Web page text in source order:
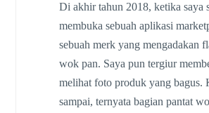
Di akhir tahun 2018, ketika saya
membuka sebuah aplikasi
sebuah merk yang mengadakan
wok pan. Saya pun tergiur
melihat foto produk yang bagus.
sampai, ternyata bagian pantat